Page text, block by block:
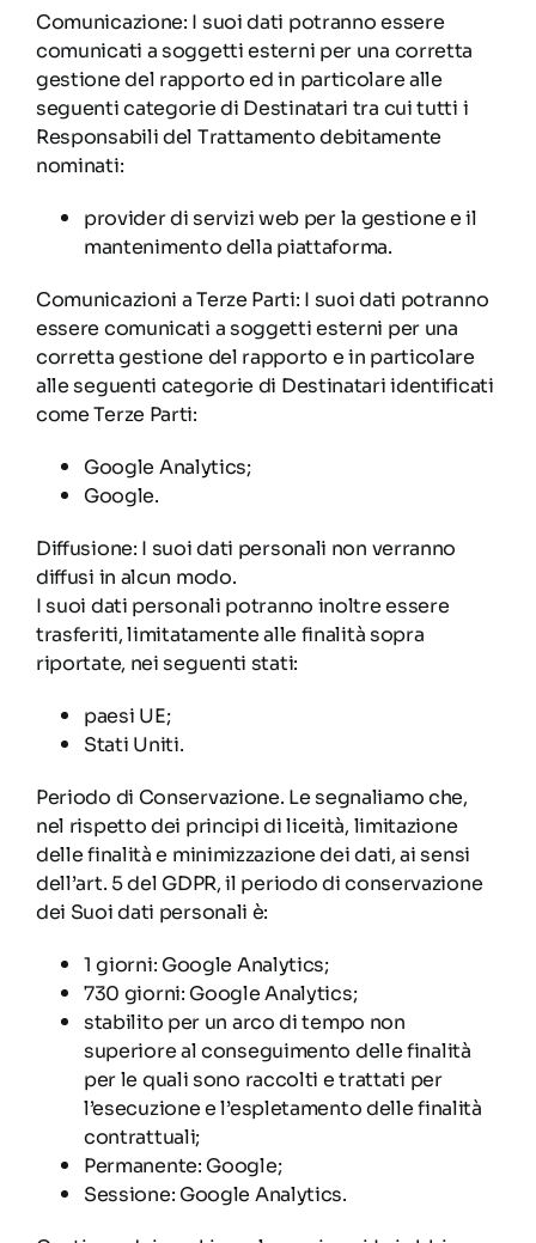
Comunicazione: I suoi dati potranno essere
comunicati a soggetti esterni per una corretta
gestione del rapporto ed in particolare alle
seguenti categorie di Destinatari tra cui tutti i
Responsabili del Trattamento debitamente
nominati:
provider di servizi web per la gestione e il
mantenimento della piattaforma.
Comunicazioni a Terze Parti: I suoi dati potranno
essere comunicati a soggetti esterni per una
corretta gestione del rapporto e in particolare
alle seguenti categorie di Destinatari identificati
come Terze Parti:
Google Analytics;
Google.
Diffusione: I suoi dati personali non verranno
diffusi in alcun modo.
I suoi dati personali potranno inoltre essere
trasferiti, limitatamente alle finalità sopra
riportate, nei seguenti stati:
paesi UE;
Stati Uniti.
Periodo di Conservazione. Le segnaliamo che,
nel rispetto dei principi di liceità, limitazione
delle finalità e minimizzazione dei dati, ai sensi
dell’art. 5 del GDPR, il periodo di conservazione
dei Suoi dati personali è:
1 giorni: Google Analytics;
730 giorni: Google Analytics;
stabilito per un arco di tempo non
superiore al conseguimento delle finalità
per le quali sono raccolti e trattati per
l’esecuzione e l’espletamento delle finalità
contrattuali;
Permanente: Google;
Sessione: Google Analytics.